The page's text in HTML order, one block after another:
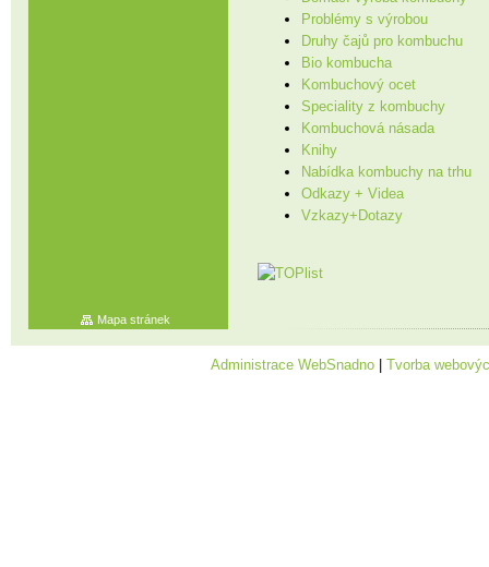
Problémy s výrobou
Druhy čajů pro kombuchu
Bio kombucha
Kombuchový ocet
Speciality z kombuchy
Kombuchová násada
Knihy
Nabídka kombuchy na trhu
Odkazy + Videa
Vzkazy+Dotazy
Mapa stránek
Administrace WebSnadno Tvorba